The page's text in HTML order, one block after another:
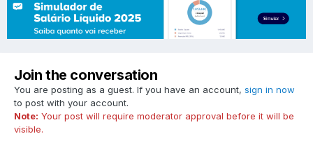
Join the conversation
You are posting as a guest. If you have an account, sign in now
to post with your account.
Note: Your post will require moderator approval before it will be
visible.